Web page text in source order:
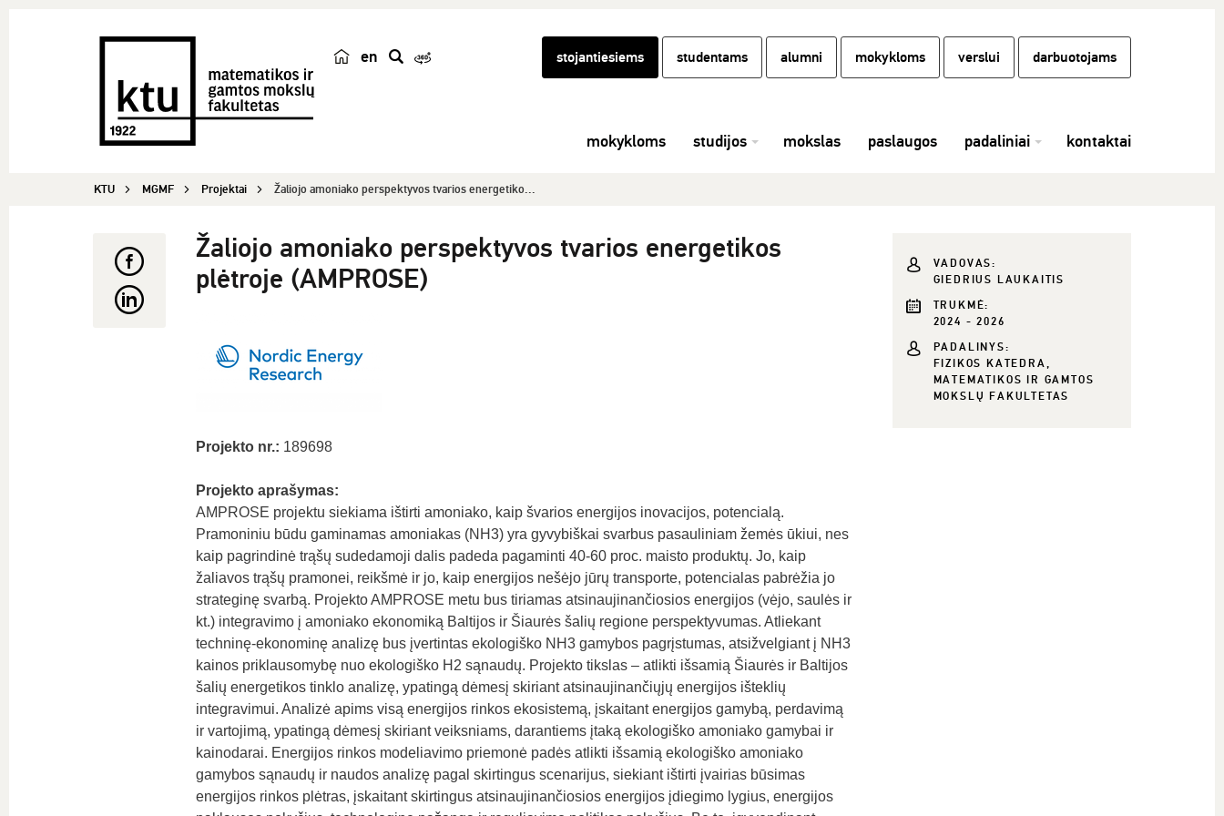
en
k
stojantiesiems studentams alumni mokykloms verslui darbuotojams
mokykloms studijos mokslas paslaugos padaliniai kontaktai
KTU MGMF Projektai Žaliojo amoniako perspektyvos tvarios energetiko...
Žaliojo amoniako perspektyvos tvarios energetikos
plėtroje (AMPROSE)
Projekto nr.: 189698
Projekto aprašymas:
AMPROSE projektu siekiama ištirti amoniako, kaip švarios energijos inovacijos, potencialą.
Pramoniniu būdu gaminamas amoniakas (NH3) yra gyvybiškai svarbus pasauliniam žemės ūkiui, nes
kaip pagrindinė trąšų sudedamoji dalis padeda pagaminti 40-60 proc. maisto produktų. Jo, kaip
žaliavos trąšų pramonei, reikšmė ir jo, kaip energijos nešėjo jūrų transporte, potencialas pabrėžia jo
strateginę svarbą. Projekto AMPROSE metu bus tiriamas atsinaujinančiosios energijos (vėjo, saulės ir
kt.) integravimo į amoniako ekonomiką Baltijos ir Šiaurės šalių regione perspektyvumas. Atliekant
techninę-ekonominę analizę bus įvertintas ekologiško NH3 gamybos pagrįstumas, atsižvelgiant į NH3
kainos priklausomybę nuo ekologiško H2 sąnaudų. Projekto tikslas – atlikti išsamią Šiaurės ir Baltijos
šalių energetikos tinklo analizę, ypatingą dėmesį skiriant atsinaujinančiųjų energijos išteklių
integravimui. Analizė apims visą energijos rinkos ekosistemą, įskaitant energijos gamybą, perdavimą
ir vartojimą, ypatingą dėmesį skiriant veiksniams, darantiems įtaką ekologiško amoniako gamybai ir
kainodarai. Energijos rinkos modeliavimo priemonė padės atlikti išsamią ekologiško amoniako
gamybos sąnaudų ir naudos analizę pagal skirtingus scenarijus, siekiant ištirti įvairias būsimas
energijos rinkos plėtras, įskaitant skirtingus atsinaujinančiosios energijos įdiegimo lygius, energijos
VADOVAS:
GIEDRIUS LAUKAITIS
TRUKMĖ:
2024 - 2026
PADALINYS:
FIZIKOS KATEDRA,
MATEMATIKOS IR GAMTOS
MOKSLŲ FAKULTETAS